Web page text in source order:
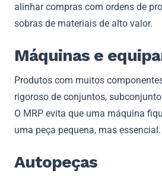
alinhar compras com ordens de
sobras de materiais de alto valor.
Máquinas e
Produtos com muitos
rigoroso de conjuntos,
O MRP evita que uma máquina
uma peça pequena, mas essencial.
Autopeças